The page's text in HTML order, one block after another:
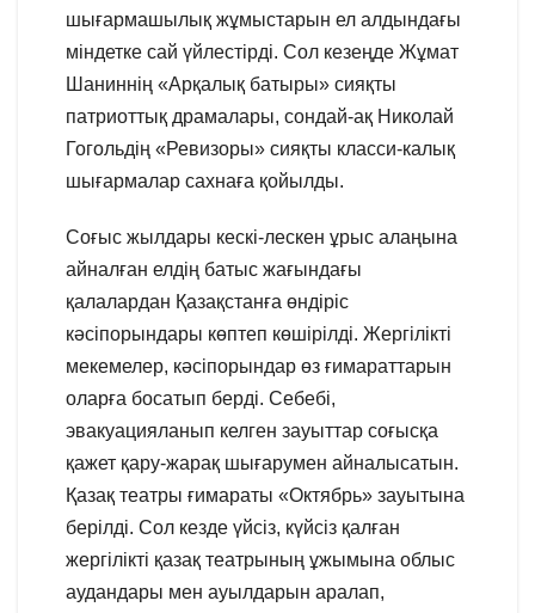
шығармашылық жұмыстарын ел алдындағы
міндетке сай үйлестірді. Сол кезеңде Жұмат
Шаниннің «Арқалық батыры» сияқты
патриоттық драмалары, сондай-ақ Николай
Гогольдің «Ревизоры» сияқты класси-калық
шығармалар сахнаға қойылды.
Соғыс жылдары кескі-лескен ұрыс алаңына
айналған елдің батыс жағындағы
қалалардан Қазақстанға өндіріс
кәсіпорындары көптеп көшірілді. Жергілікті
мекемелер, кәсіпорындар өз ғимараттарын
оларға босатып берді. Себебі,
эвакуацияланып келген зауыттар соғысқа
қажет қару-жарақ шығарумен айналысатын.
Қазақ театры ғимараты «Октябрь» зауытына
берілді. Сол кезде үйсіз, күйсіз қалған
жергілікті қазақ театрының ұжымына облыс
аудандары мен ауылдарын аралап,